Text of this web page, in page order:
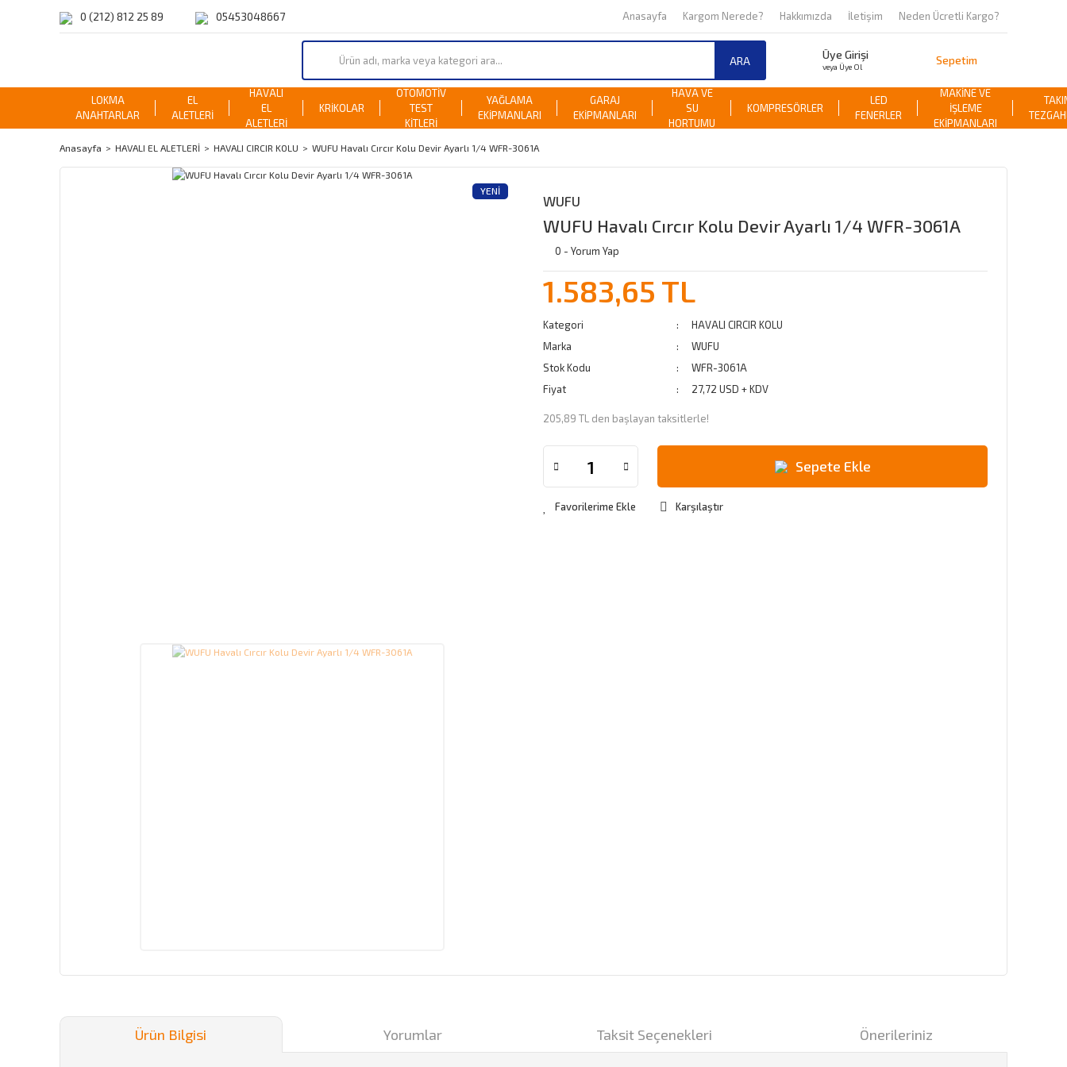
0 (212) 812 25 89 05453048667 Anasayfa Kargom Nerede? Hakkımızda İletişim Neden Ücretli Kargo?
ARA Üye Girişi
veya Üye Ol Sepetim
LOKMA
ANAHTARLAR
EL
ALETLERİ
HAVALI
EL
ALETLERİ
KRİKOLAR
OTOMOTİV
TEST
KİTLERİ
YAĞLAMA
EKİPMANLARI
GARAJ
EKİPMANLARI
HAVA VE
SU
HORTUMU
KOMPRESÖRLER
LED
FENERLER
MAKİNE VE
İŞLEME
EKİPMANLARI
Anasayfa HAVALI EL ALETLERİ HAVALI CIRCIR KOLU WUFU Havalı Cırcır Kolu Devir Ayarlı 1/4 WFR-3061A
YENI
WUFU
WUFU Havalı Cırcır Kolu Devir Ayarlı 1/4 WFR-3061A
0 - Yorum Yap
1.583,65 TL
Kategori
HAVALI CIRCIR KOLU
Marka
WUFU
Stok Kodu
WFR-3061A
Fiyat
27,72 USD + KDV
205,89 TL den başlayan taksitlerle!
Sepete Ekle
Karşılaştır
Ürün Bilgisi Yorumlar Taksit Seçenekleri Önerileriniz